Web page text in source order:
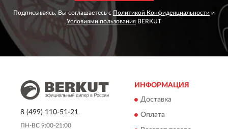
Подписываясь, Вы соглашаетесь с Политикой Конфиденциальности и
Условиями пользования BERKUT
8 (499) 110-51-21
ПН-ВС 9:00-21:00
ИНФОРМАЦИЯ
Доставка
Оплата